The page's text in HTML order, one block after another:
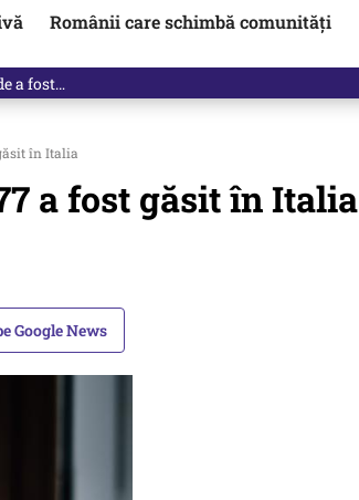
Românii care schimbă comunități
în Italia
a fost găsit în Italia
Google News